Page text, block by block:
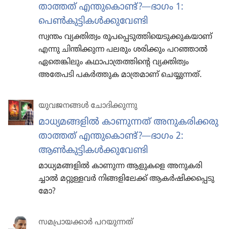
താ​ത്തത്‌ എന്തു​കൊണ്ട്‌?—ഭാഗം 1:
പെൺകു​ട്ടി​കൾക്കു​വേണ്ടി
സ്വന്തം വ്യക്തി​ത്വം രൂപ​പ്പെ​ടു​ത്തി​യെ​ടു​ക്കു​ക​യാണ്‌
എന്നു ചിന്തി​ക്കു​ന്ന പലരും ശരിക്കും പറഞ്ഞാൽ
ഏതെങ്കി​ലും കഥാപാ​ത്ര​ത്തി​ന്റെ വ്യക്തി​ത്വം
അതേപടി പകർത്തുക മാത്ര​മാണ്‌ ചെയ്യു​ന്നത്‌.
യുവജ​ന​ങ്ങൾ ചോദി​ക്കു​ന്നു
മാധ്യ​മ​ങ്ങ​ളിൽ കാണു​ന്നത്‌ അനുക​രി​ക്ക​രു​
താ​ത്തത്‌ എന്തുകൊണ്ട്‌?—ഭാഗം 2:
ആൺകു​ട്ടി​കൾക്കു​വേ​ണ്ടി
മാധ്യ​മ​ങ്ങ​ളിൽ കാണുന്ന ആളുകളെ അനുക​രി​
ച്ചാൽ മറ്റുള്ളവർ നിങ്ങളി​ലേക്ക്‌ ആകർഷി​ക്ക​പ്പെ​ടു​
മോ?
സമപ്രാ​യ​ക്കാർ പറയു​ന്നത്‌